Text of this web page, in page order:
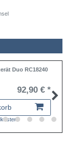
Duo RC18240
92,90 € *